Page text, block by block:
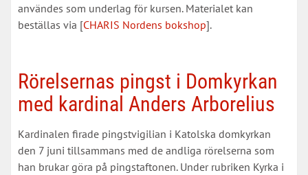
användes som underlag för kursen. Materialet kan
beställas via [CHARIS Nordens bokshop].
Rörelsernas pingst i Domkyrkan
med kardinal Anders Arborelius
Kardinalen firade pingstvigilian i Katolska domkyrkan
den 7 juni tillsammans med de andliga rörelserna som
han brukar göra på pingstaftonen. Under rubriken Kyrka i